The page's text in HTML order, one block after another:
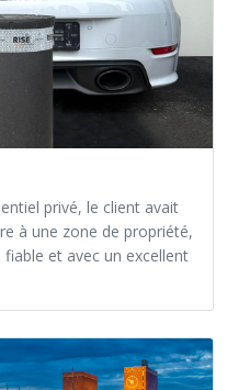
privé, le client avait
à une zone de propriété,
et avec un excellent